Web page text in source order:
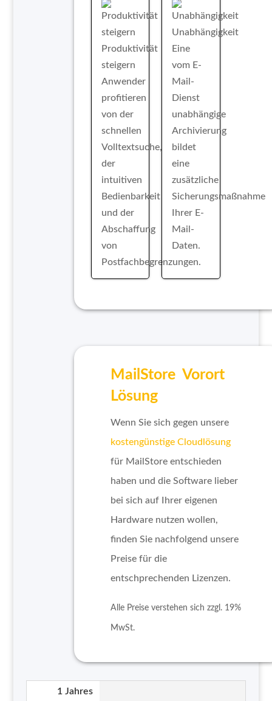
Produktivität
steigern
Anwender
profitieren
von der
schnellen
Volltextsuche,
der
intuitiven
Bedienbarkeit
und der
Abschaffung
von
Postfachbegrenzungen.
Unabhängigkeit
Eine
vom E-
Mail-
Dienst
unabhängige
Archivierung
bildet
eine
zusätzliche
Sicherungsmaßnahme
Ihrer E-
Mail-
Daten.
MailStore Vorort
Lösung
Wenn Sie sich gegen unsere
kostengünstige Cloudlösung
für MailStore entschieden
haben und die Software lieber
bei sich auf Ihrer eigenen
Hardware nutzen wollen,
finden Sie nachfolgend unsere
Preise für die
entschprechenden Lizenzen.
Alle Preise verstehen sich zzgl. 19%
MwSt.
1 Jahres